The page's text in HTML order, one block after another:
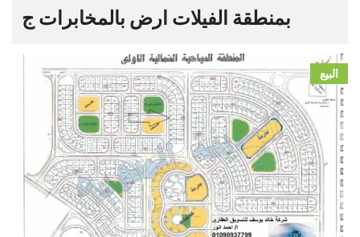
بمنطقة الفيلات ارض بالمخابرات ج
البيع